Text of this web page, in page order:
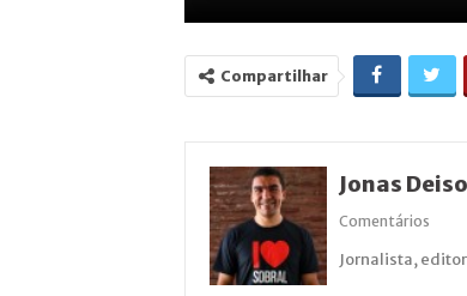
Compartilhar
Jonas
Comentários
Jornalista,